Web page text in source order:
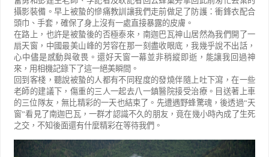
攝影裝備。早上被蟄的慘痛教訓讓我們走前做足了防護：衝鋒衣配合
頭巾、手套，確保了身上沒有一處直接暴露的皮膚。
在路上，也許是被蟄後的否極泰來，南迦巴瓦神山居然為我們開了一
扇天窗，中國最美山峰的芳容在那一刻盡收眼底，我幾乎說不出話，
心中儘是感動與敬畏。還好天窗一幕並非稍縱即逝，能讓我回過神
來，用相機記錄下了這一絕美瞬間。
回到客棧，聽說被蟄的人都有不同程度的發燒伴隨上吐下瀉，在一些
老師的建議下，傷重的三人一起去八一鎮醫院接受治療。目送著上車
的三位隊友，無比精彩的一天也結束了。先遭遇野蜂驚魂，後透過“天
窗”看見了南迦巴瓦，一群才認識不久的朋友，竟在幾小時內成了生死
之交，不知後面還有什麼精彩在等待我們。